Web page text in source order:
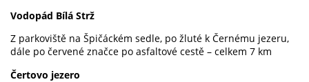
Vodopád Bílá Strž
Z parkoviště na Špičáckém sedle, po žluté k Černému jezeru,
dále po červené značce po asfaltové cestě – celkem 7 km
Čertovo jezero